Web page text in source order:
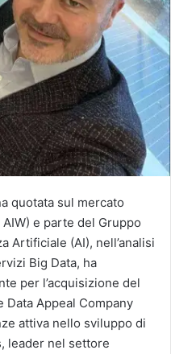
quotata sul mercato
e parte del Gruppo
Artificiale (AI), nell’analisi
Big Data, ha
per l’acquisizione del
Data Appeal Company
attiva nello sviluppo di
leader nel settore